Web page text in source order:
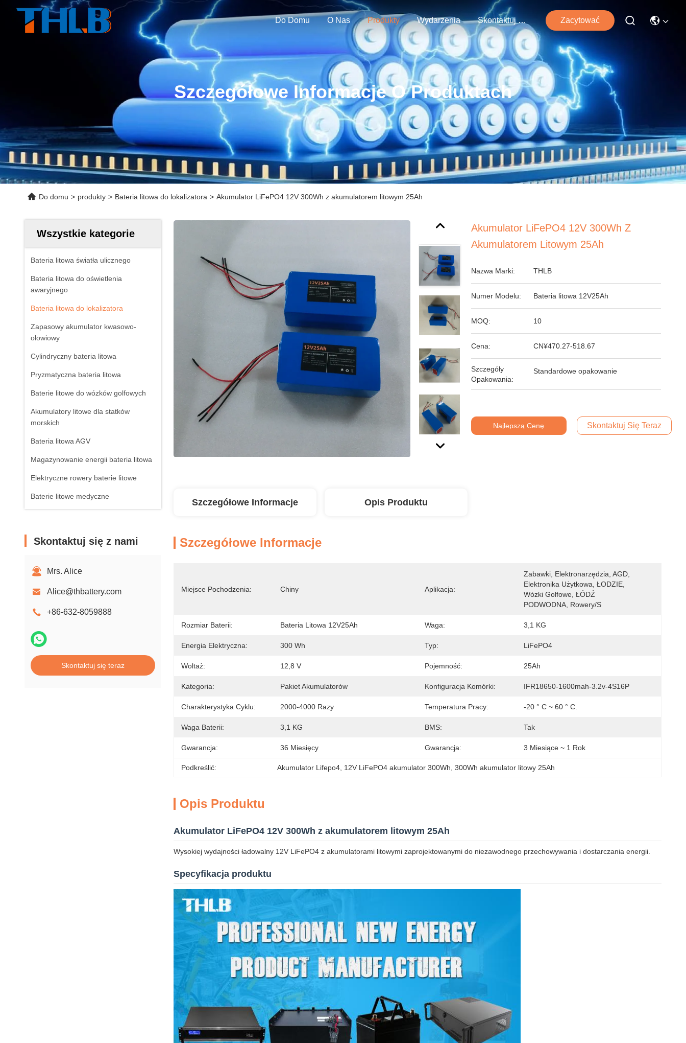
Do Domu O Nas Produkty Wydarzenia Skontaktuj Się Z Nami Zacytować
Szczegółowe Informacje O Produktach
Do domu > produkty > Bateria litowa do lokalizatora > Akumulator LiFePO4 12V 300Wh z akumulatorem litowym 25Ah
Wszystkie kategorie
Bateria litowa światła ulicznego
Bateria litowa do oświetlenia
awaryjnego
Bateria litowa do lokalizatora
Zapasowy akumulator kwasowo-
ołowiowy
Cylindryczny bateria litowa
Pryzmatyczna bateria litowa
Baterie litowe do wózków golfowych
Akumulatory litowe dla statków
morskich
Bateria litowa AGV
Magazynowanie energii bateria litowa
Elektryczne rowery baterie litowe
Baterie litowe medyczne
Skontaktuj się z nami
Mrs. Alice
Alice@thbattery.com
+86-632-8059888
Skontaktuj się teraz
Akumulator LiFePO4 12V 300Wh Z
Akumulatorem Litowym 25Ah
Nazwa Marki: THLB
Numer Modelu: Bateria litowa 12V25Ah
MOQ: 10
Cena: CN¥470.27-518.67
Szczegóły
Opakowania:
Standardowe opakowanie
Najlepszą Cenę Skontaktuj Się Teraz
Szczegółowe Informacje Opis Produktu
Szczegółowe Informacje
Miejsce Pochodzenia: Chiny Aplikacja:
Zabawki, Elektronarzędzia, AGD,
Elektronika Użytkowa, ŁODZIE,
Wózki Golfowe, ŁÓDŹ
PODWODNA, Rowery/s
Rozmiar Baterii: Bateria Litowa 12V25Ah Waga: 3,1 KG
Energia Elektryczna: 300 Wh Typ: LiFePO4
Woltaż: 12,8 V Pojemność: 25Ah
Kategoria: Pakiet Akumulatorów Konfiguracja Komórki: IFR18650-1600mah-3.2v-4S16P
Charakterystyka Cyklu: 2000-4000 Razy Temperatura Pracy: -20 ° C ~ 60 ° C.
Waga Baterii: 3,1 KG BMS: Tak
Gwarancja: 36 Miesięcy Gwarancja: 3 Miesiące ~ 1 Rok
Podkreślić: Akumulator Lifepo4 12V LiFePO4 akumulator 300Wh , 300Wh akumulator litowy 25Ah
Opis Produktu
Akumulator LiFePO4 12V 300Wh z akumulatorem litowym 25Ah
Wysokiej wydajności ładowalny 12V LiFePO4 z akumulatorami litowymi zaprojektowanymi do niezawodnego przechowywania i dostarczania energii.
Specyfikacja produktu